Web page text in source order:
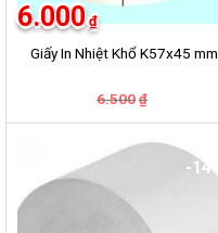
Giấy In Nhiệt Khổ K57x45 mm
6.500 ₫
là:
6.500₫.
6.000 ₫
tại
là:
6.000₫.
-14%